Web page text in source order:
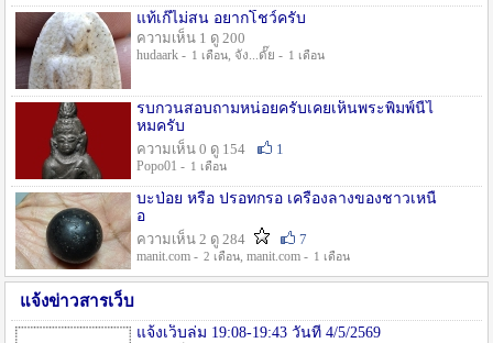
แท้เก๊ไม่สน อยากโชว์ครับ
ความเห็น 1 ดู 200
hudaark - 1 เดือน, จัง...ดั๊ย - 1 เดือน
รบกวนสอบถามหน่อยครับเคยเห็นพระพิมพ์นี้ไ
หมครับ
ความเห็น 0 ดู 154
1
Popo01 - 1 เดือน
บะป่อย หรือ ปรอทกรอ เครื่องลางของชาวเหนื
อ
ความเห็น 2 ดู 284
7
manit.com - 2 เดือน, manit.com - 1 เดือน
แจ้งข่าวสารเว็บ
แจ้งเว็บล่ม 19:08-19:43 วันที่ 4/5/2569